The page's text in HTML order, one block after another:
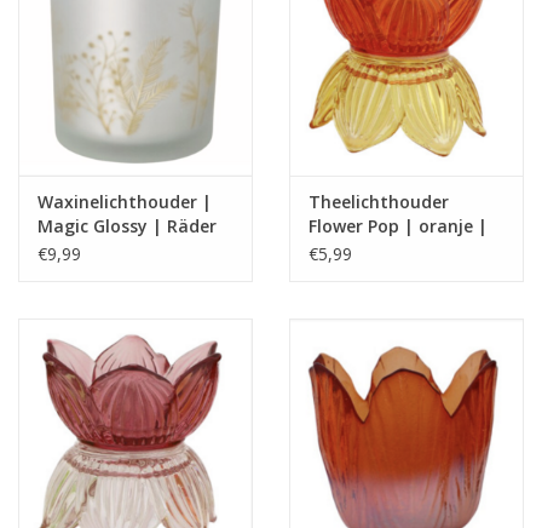
Merken
Waxinelichthouder |
Magic Glossy | Räder
€9,99
Theelichthouder
Flower Pop | oranje |
Home Society
€5,99